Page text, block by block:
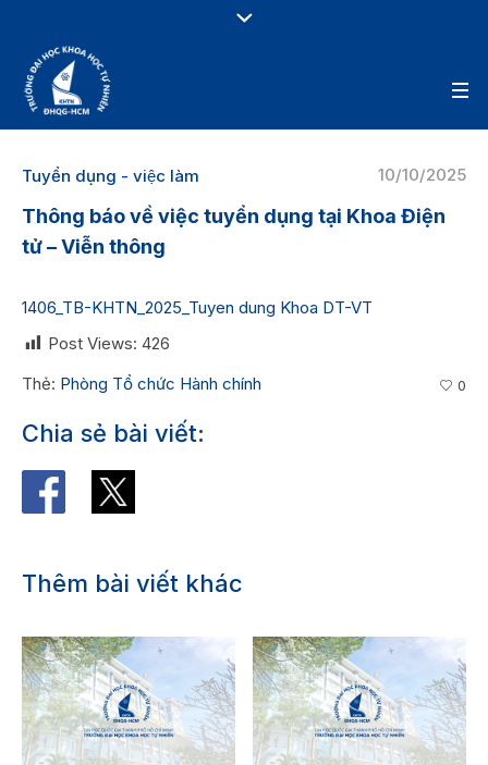
10/10/2025
Tuyển dụng - việc làm
Thông báo về việc tuyển dụng tại Khoa Điện
tử – Viễn thông
1406_TB-KHTN_2025_Tuyen dung Khoa DT-VT
Post Views: 426
Thẻ: Phòng Tổ chức Hành chính 0
Chia sẻ bài viết:
Thêm bài viết khác